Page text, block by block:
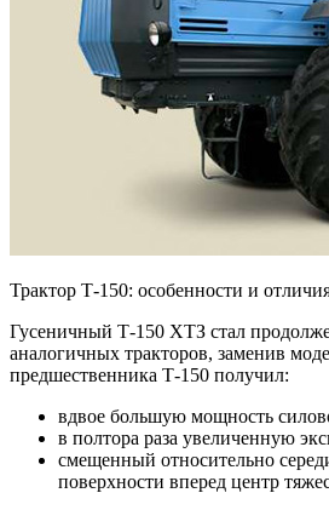
Трактор Т-150: особенности и
Гусеничный Т-150 ХТЗ стал
аналогичных тракторов, заменив
предшественника Т-150 получил:
вдвое большую мощность
в полтора раза увеличенную
смещенный относительно
поверхности вперед центр